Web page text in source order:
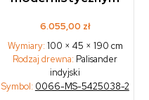
6.055,00 zł
Wymiary: 100 × 45 × 190 cm
Rodzaj drewna: Palisander
indyjski
Symbol: 0066-MS-5425038-2